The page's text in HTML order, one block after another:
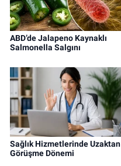
ABD’de Jalapeno Kaynaklı
Salmonella Salgını
Sağlık Hizmetlerinde Uzaktan
Görüşme Dönemi